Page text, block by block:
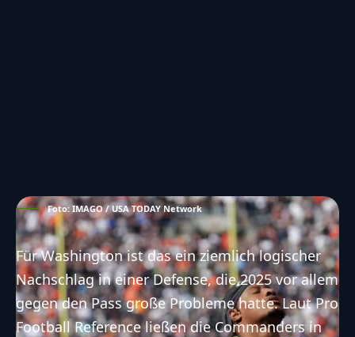
Foto: IMAGO / USA TODAY Network
Für Washington ist das ein ziemlich logischer
Nachschlag in einer Defense, die 2025 vor allem
gegen den Pass große Probleme hatte. Laut Pro
Football Reference ließen die Commanders in